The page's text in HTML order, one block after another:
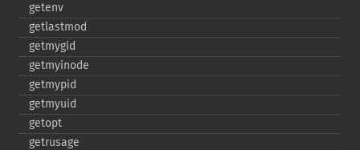
getenv
getlastmod
getmygid
getmyinode
getmypid
getmyuid
getopt
getrusage